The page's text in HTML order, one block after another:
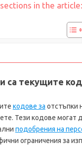
in the article:
са текущите
кодове за отстъпки
Тези кодове могат
подобрения на
ограничения за